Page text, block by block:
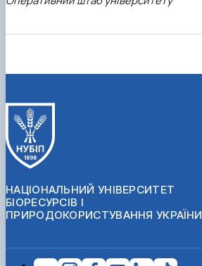
НАЦІОНАЛЬНИЙ УНІВЕРСИТЕТ
БІОРЕСУРСІВ І
ПРИРОДОКОРИСТУВАННЯ УКРАЇНИ